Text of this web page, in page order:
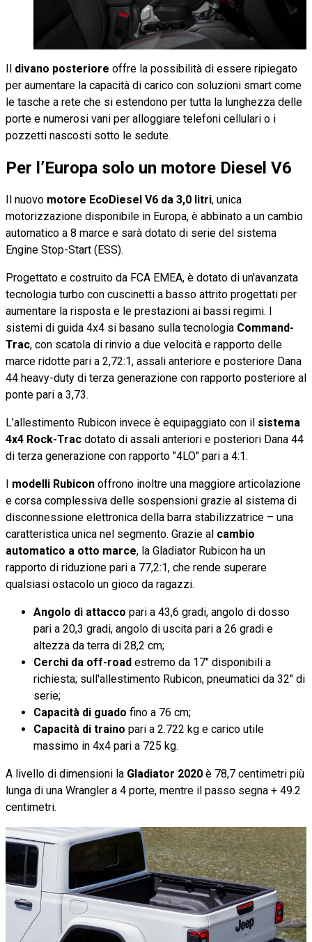
divano posteriore offre la possibilità di essere ripiegato
per aumentare la capacità di carico con soluzioni smart come
le tasche a rete che si estendono per tutta la lunghezza delle
porte e numerosi vani per alloggiare telefoni cellulari o i
pozzetti nascosti sotto le sedute.
Per l’Europa solo un motore Diesel V6
Il nuovo motore EcoDiesel V6 da 3,0 litri, unica
motorizzazione disponibile in Europa, è abbinato a un cambio
automatico a 8 marce e sarà dotato di serie del sistema
Engine Stop-Start (ESS).
Progettato e costruito da FCA EMEA, è dotato di un'avanzata
tecnologia turbo con cuscinetti a basso attrito progettati per
aumentare la risposta e le prestazioni ai bassi regimi. I
sistemi di guida 4x4 si basano sulla tecnologia Command-
Trac, con scatola di rinvio a due velocità e rapporto delle
marce ridotte pari a 2,72:1, assali anteriore e posteriore Dana
44 heavy-duty di terza generazione con rapporto posteriore al
ponte pari a 3,73.
L’allestimento Rubicon invece è equipaggiato con il sistema
4x4 Rock-Trac dotato di assali anteriori e posteriori Dana 44
di terza generazione con rapporto "4LO" pari a 4:1.
modelli Rubicon offrono inoltre una maggiore articolazione
e corsa complessiva delle sospensioni grazie al sistema di
disconnessione elettronica della barra stabilizzatrice – una
caratteristica unica nel segmento. Grazie al cambio
automatico a otto marce, la Gladiator Rubicon ha un
rapporto di riduzione pari a 77,2:1, che rende superare
qualsiasi ostacolo un gioco da ragazzi.
Angolo di attacco pari a 43,6 gradi, angolo di dosso
pari a 20,3 gradi, angolo di uscita pari a 26 gradi e
altezza da terra di 28,2 cm;
Cerchi da off-road estremo da 17" disponibili a
richiesta; sull'allestimento Rubicon, pneumatici da 32" di
serie;
Capacità di guado fino a 76 cm;
Capacità di traino pari a 2.722 kg e carico utile
massimo in 4x4 pari a 725 kg.
A livello di dimensioni la Gladiator 2020 è 78,7 centimetri più
lunga di una Wrangler a 4 porte, mentre il passo segna + 49.2
centimetri.